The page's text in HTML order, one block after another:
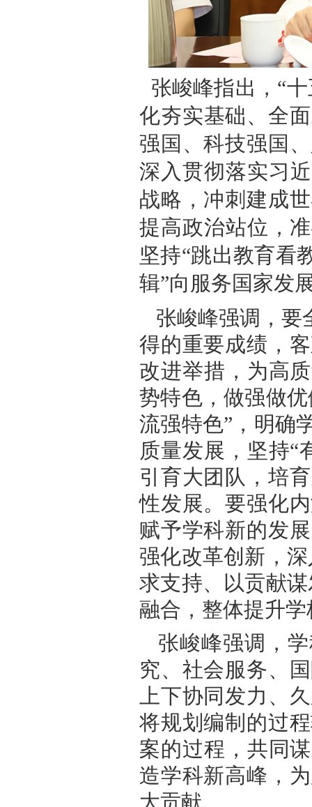
张峻峰指出，“
化夯实基础、全
强国、科技强国
深入贯彻落实习
战略，冲刺建成
提高政治站位，
坚持“跳出教育看
辑”向服务国家发
张峻峰强调，要
得的重要成绩，
改进举措，为高
势特色，做强做
流强特色”，明确
质量发展，坚持“
引育大团队，培
性发展。要强化
赋予学科新的发
强化改革创新，
求支持、以贡献
融合，整体提升
张峻峰强调，学
究、社会服务、
上下协同发力、
将规划编制的过
案的过程，共同
造学科新高峰，
大贡献。